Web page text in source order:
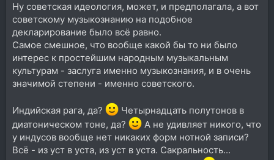
Ну советская идеология, может, и предполагала, а вот
советскому музыкознанию на подобное
декларирование было всё равно.
Самое смешное, что вообще какой бы то ни было
интерес к простейшим народным музыкальным
культурам - заслуга именно музыкознания, и в очень
значимой степени - именно советского.
Индийская рага, да?
Четырнадцать полутонов в
диатоническом тоне, да?
А не удивляет никого, что
у индусов вообще нет никаких форм нотной записи?
Всё - из уст в уста, из уст в уста. Сакральность...